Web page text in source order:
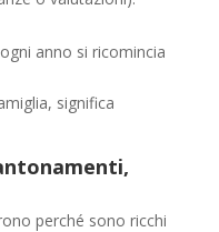
anno si ricomincia
significa
perché sono ricchi